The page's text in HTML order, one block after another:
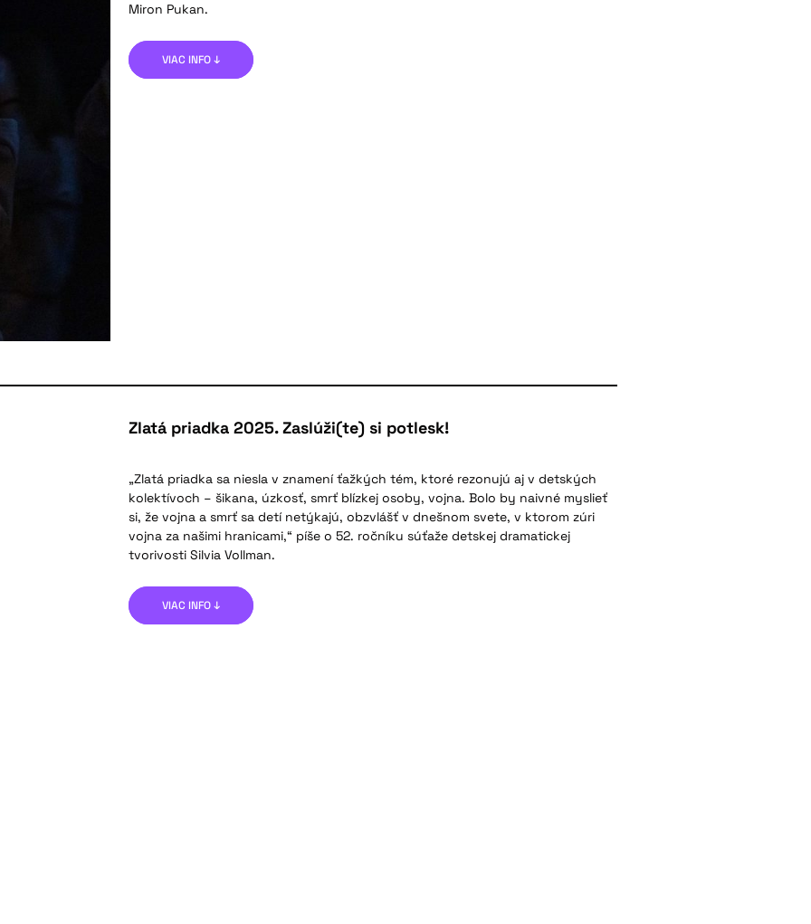
Miron Pukan.
VIAC INFO ↓
Zlatá priadka 2025. Zaslúži(te) si potlesk!
„Zlatá priadka sa niesla v znamení ťažkých tém, ktoré rezonujú aj v detských
kolektívoch – šikana, úzkosť, smrť blízkej osoby, vojna. Bolo by naivné myslieť
si, že vojna a smrť sa detí netýkajú, obzvlášť v dnešnom svete, v ktorom zúri
vojna za našimi hranicami,“ píše o 52. ročníku súťaže detskej dramatickej
tvorivosti Silvia Vollman.
VIAC INFO ↓